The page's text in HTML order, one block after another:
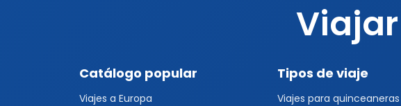
Catálogo popular
Viajes a Europa
Tipos de viaje
Viajes para quinceaneras